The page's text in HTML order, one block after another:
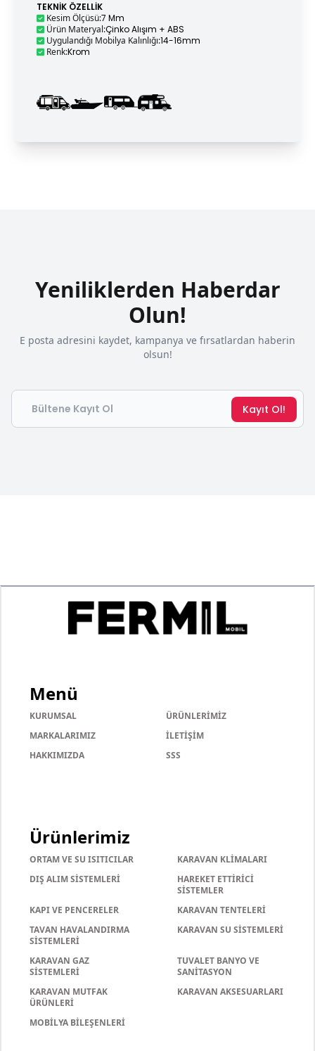
TEKNIK ÖZELLIK
Kesim Ölçüsü:7 Mm
Ürün Materyal:Çinko Alışım + ABS
Uygulandığı Mobilya Kalınlığı:14-16mm
Renk:Krom
Yeniliklerden Haberdar
Olun!
E posta adresini kaydet, kampanya ve fırsatlardan haberin
olsun!
Email
Kayıt Ol!
Menü
KURUMSAL
ÜRÜNLERİMİZ
MARKALARIMIZ
İLETİŞİM
HAKKIMIZDA
SSS
Ürünlerimiz
ORTAM VE SU ISITICILAR
KARAVAN KLİMALARI
DIŞ ALIM SİSTEMLERİ
HAREKET ETTİRİCİ
SİSTEMLER
KAPI VE PENCERELER
KARAVAN TENTELERİ
TAVAN HAVALANDIRMA
SİSTEMLERİ
KARAVAN SU SİSTEMLERİ
KARAVAN GAZ
SİSTEMLERİ
TUVALET BANYO VE
SANİTASYON
KARAVAN MUTFAK
ÜRÜNLERİ
KARAVAN AKSESUARLARI
MOBİLYA BİLEŞENLERİ